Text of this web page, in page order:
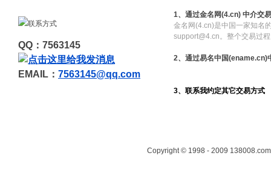
QQ：7563145
EMAIL： 7563145@qq.com
1、通过金名网(4.cn) 中介交易
金名网(4.cn)是中国一家知名
support@4.cn。整个交易过
2、通过易名中国(ename.cn)
3、联系我约定其它交易方式
Copyright © 1998 - 2009